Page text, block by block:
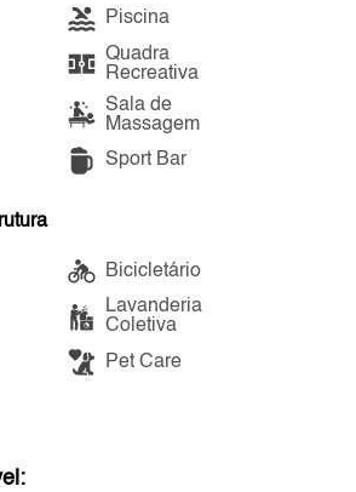
Piscina
Quadra
Recreativa
Sala de
Massagem
Sport Bar
Bicicletário
Lavanderia
Coletiva
Pet Care